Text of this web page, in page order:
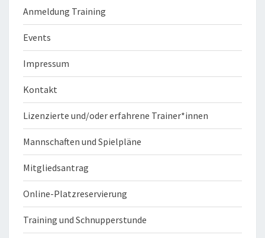
Anmeldung Training
Events
Impressum
Kontakt
Lizenzierte und/oder erfahrene Trainer*innen
Mannschaften und Spielpläne
Mitgliedsantrag
Online-Platzreservierung
Training und Schnupperstunde